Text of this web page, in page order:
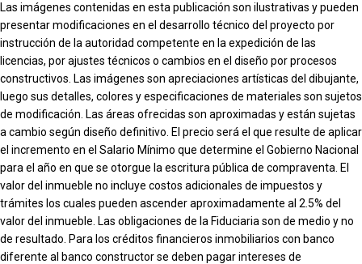
Las imágenes contenidas en esta publicación son ilustrativas y pueden
presentar modificaciones en el desarrollo técnico del proyecto por
instrucción de la autoridad competente en la expedición de las
licencias, por ajustes técnicos o cambios en el diseño por procesos
constructivos. Las imágenes son apreciaciones artísticas del dibujante,
luego sus detalles, colores y especificaciones de materiales son sujetos
de modificación. Las áreas ofrecidas son aproximadas y están sujetas
a cambio según diseño definitivo. El precio será el que resulte de aplicar
el incremento en el Salario Mínimo que determine el Gobierno Nacional
para el año en que se otorgue la escritura pública de compraventa. El
valor del inmueble no incluye costos adicionales de impuestos y
trámites los cuales pueden ascender aproximadamente al 2.5% del
valor del inmueble. Las obligaciones de la Fiduciaria son de medio y no
de resultado. Para los créditos financieros inmobiliarios con banco
diferente al banco constructor se deben pagar intereses de